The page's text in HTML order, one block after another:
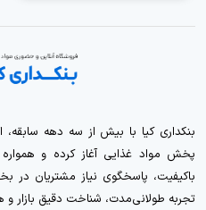
پخش مواد غذایی آغاز کرده و
باکیفیت، پاسخگوی نیاز مشتریان
تجربه طولانی‌مدت، شناخت دقیق بازار و